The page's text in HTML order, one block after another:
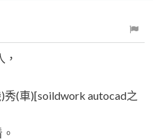
(車)[soildwork autocad之